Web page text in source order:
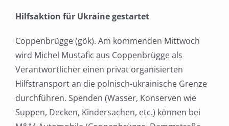
Hilfsaktion für Ukraine gestartet
Coppenbrügge (gök). Am kommenden Mittwoch
wird Michel Mustafic aus Coppenbrügge als
Verantwortlicher einen privat organisierten
Hilfstransport an die polnisch-ukrainische Grenze
durchführen. Spenden (Wasser, Konserven wie
Suppen, Decken, Kindersachen, etc.) können bei